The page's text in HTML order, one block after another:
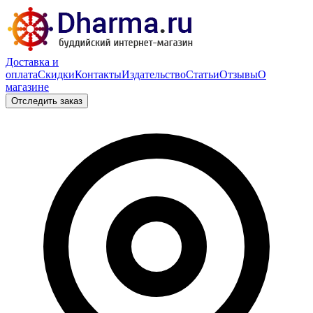
Доставка и
оплатаСкидкиКонтактыИздательствоСтатьиОтзывыО
магазине
Отследить заказ